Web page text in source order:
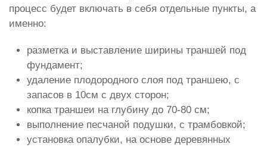
процесс будет включать в себя отдельные пункты, а
именно:
разметка и выставление ширины траншей под
фундамент;
удаление плодородного слоя под траншею, с
запасов в 10см с двух сторон;
копка траншеи на глубину до 70-80 см;
выполнение песчаной подушки, с трамбовкой;
установка опалубки, на основе деревянных